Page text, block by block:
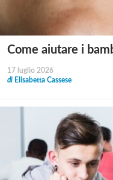
Come aiutare i
17 luglio 2026
di Elisabetta Cassese